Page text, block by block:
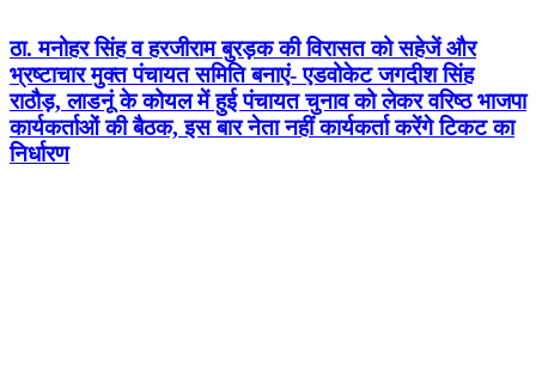
ठा. मनोहर सिंह व हरजीराम बुरड़क की विरासत को सहेजें और
भ्रष्टाचार मुक्त पंचायत समिति बनाएं- एडवोकेट जगदीश सिंह
राठौड़, लाडनूं के कोयल में हुई पंचायत चुनाव को लेकर वरिष्ठ भाजपा
कार्यकर्ताओं की बैठक, इस बार नेता नहीं कार्यकर्ता करेंगे टिकट का
निर्धारण